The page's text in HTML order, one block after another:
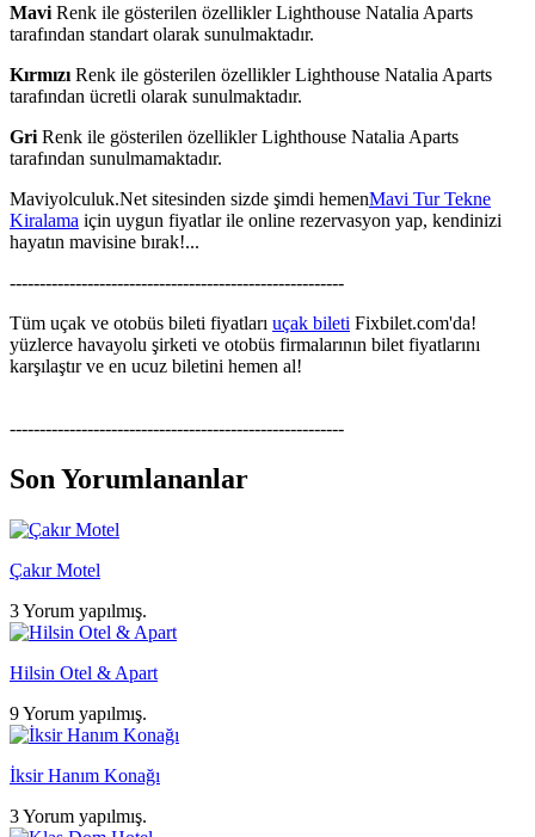
Mavi Renk ile gösterilen özellikler Lighthouse Natalia Aparts
tarafından standart olarak sunulmaktadır.
Kırmızı Renk ile gösterilen özellikler Lighthouse Natalia Aparts
tarafından ücretli olarak sunulmaktadır.
Gri Renk ile gösterilen özellikler Lighthouse Natalia Aparts
tarafından sunulmamaktadır.
Maviyolculuk.Net sitesinden sizde şimdi hemenMavi Tur Tekne
Kiralama için uygun fiyatlar ile online rezervasyon yap, kendinizi
hayatın mavisine bırak!...
--------------------------------------------------------
Tüm uçak ve otobüs bileti fiyatları uçak bileti Fixbilet.com'da!
yüzlerce havayolu şirketi ve otobüs firmalarının bilet fiyatlarını
karşılaştır ve en ucuz biletini hemen al!
--------------------------------------------------------
Son Yorumlananlar
Çakır Motel
3 Yorum yapılmış.
Hilsin Otel & Apart
9 Yorum yapılmış.
İksir Hanım Konağı
3 Yorum yapılmış.